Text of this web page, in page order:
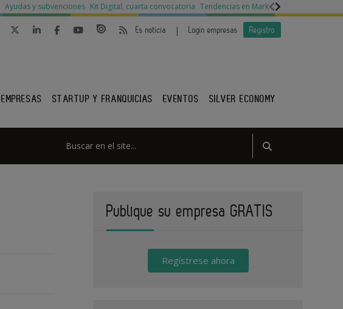
Ayudas y subvenciones Kit Digital, cuarta convocatoria Tendencias en Marketing
Es noticia | Login empresas Registro
EMPRESAS STARTUP Y FRANQUICIAS EVENTOS SILVER ECONOMY
Publique su empresa GRATIS
Regístrese ahora